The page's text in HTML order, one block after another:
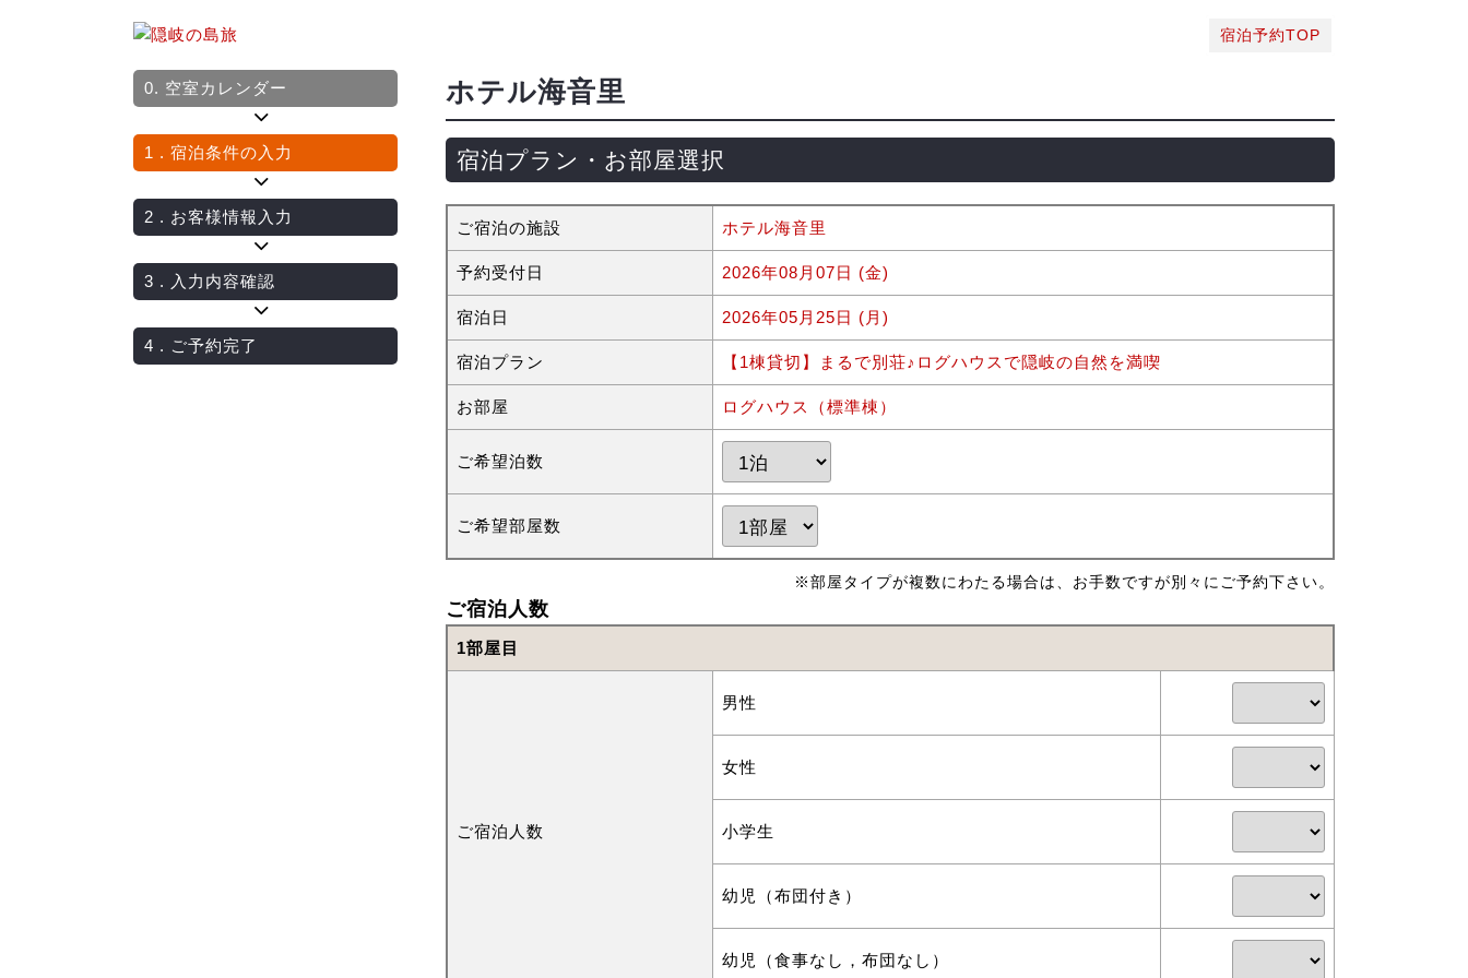
宿泊予約TOP
0. 空室カレンダー
1 . 宿泊条件の入力
2 . お客様情報入力
3 . 入力内容確認
4 . ご予約完了
ホテル海音里
宿泊プラン・お部屋選択
ご宿泊の施設 ホテル海音里
予約受付日 2026年08月07日 (金)
宿泊日 2026年05月25日 (月)
宿泊プラン 【1棟貸切】まるで別荘♪ログハウスで隠岐の自然を満喫
お部屋 ログハウス（標準棟）
ご希望泊数
ご希望部屋数
※部屋タイプが複数にわたる場合は、お手数ですが別々にご予約下さい。
ご宿泊人数
1部屋目
ご宿泊人数
男性
女性
小学生
幼児（布団付き）
幼児（食事なし，布団なし）